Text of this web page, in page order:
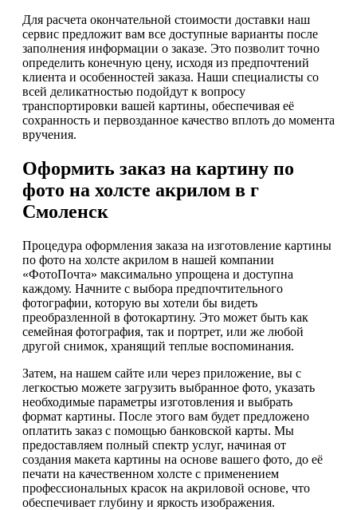
Для расчета окончательной стоимости доставки наш
сервис предложит вам все доступные варианты после
заполнения информации о заказе. Это позволит точно
определить конечную цену, исходя из предпочтений
клиента и особенностей заказа. Наши специалисты со
всей деликатностью подойдут к вопросу
транспортировки вашей картины, обеспечивая её
сохранность и первозданное качество вплоть до момента
вручения.
Оформить заказ на картину по
фото на холсте акрилом в г
Смоленск
Процедура оформления заказа на изготовление картины
по фото на холсте акрилом в нашей компании
«ФотоПочта» максимально упрощена и доступна
каждому. Начните с выбора предпочтительного
фотографии, которую вы хотели бы видеть
преобразленной в фотокартину. Это может быть как
семейная фотография, так и портрет, или же любой
другой снимок, хранящий теплые воспоминания.
Затем, на нашем сайте или через приложение, вы с
легкостью можете загрузить выбранное фото, указать
необходимые параметры изготовления и выбрать
формат картины. После этого вам будет предложено
оплатить заказ с помощью банковской карты. Мы
предоставляем полный спектр услуг, начиная от
создания макета картины на основе вашего фото, до её
печати на качественном холсте с применением
профессиональных красок на акриловой основе, что
обеспечивает глубину и яркость изображения.